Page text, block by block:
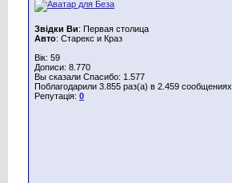
Звідки Ви: Первая столица
Авто: Старекс и Краз
Вік: 59
Дописи: 8.770
Вы сказали Спасибо: 1.577
Поблагодарили 3.855 раз(а) в 2.459 сообщениях
Репутація: 0